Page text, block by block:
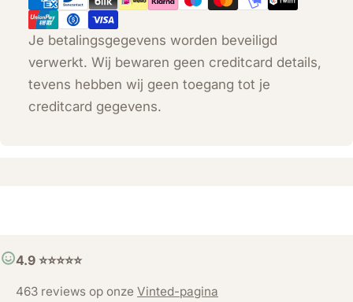
Je betalingsgegevens worden beveiligd
verwerkt. Wij bewaren geen creditcard details,
tevens hebben wij geen toegang tot je
creditcard gegevens.
4.9 ⭐️⭐️⭐️⭐️⭐️
463 reviews op onze Vinted-pagina